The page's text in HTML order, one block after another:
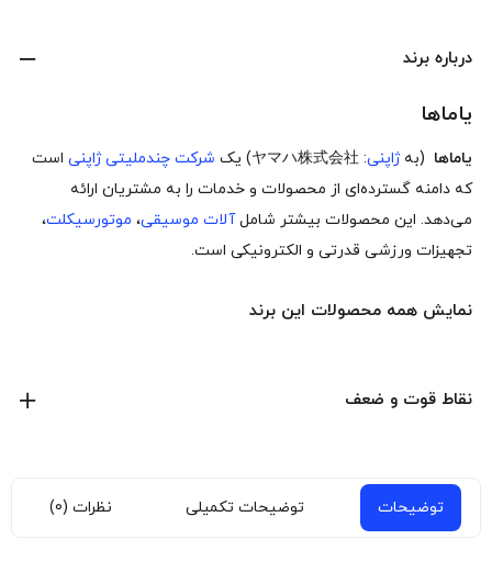
درباره برند
یاماها
یاماها (بهژاپنی:
ヤマハ株式会社) یک شرکت چندملیتی ژاپنی است
که دامنه گسترده‌ای از محصولات و خدمات را به مشتریان ارائه
می‌دهد. این محصولات بیشتر شاملآلات موسیقی، موتورسیکلت،
تجهیزات ورزشی قدرتی و الکترونیکی است.
نمایش همه محصولات این برند
نقاط قوت و ضعف
توضیحات توضیحات تکمیلی نظرات (0)